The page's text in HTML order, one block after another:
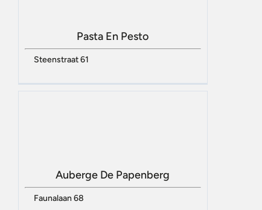
Pasta En Pesto
Steenstraat 61
Auberge De Papenberg
Faunalaan 68